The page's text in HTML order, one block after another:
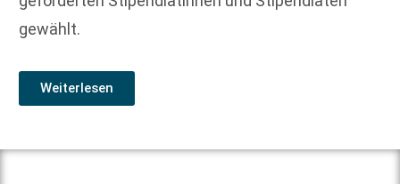
gewählt.
Weiterlesen